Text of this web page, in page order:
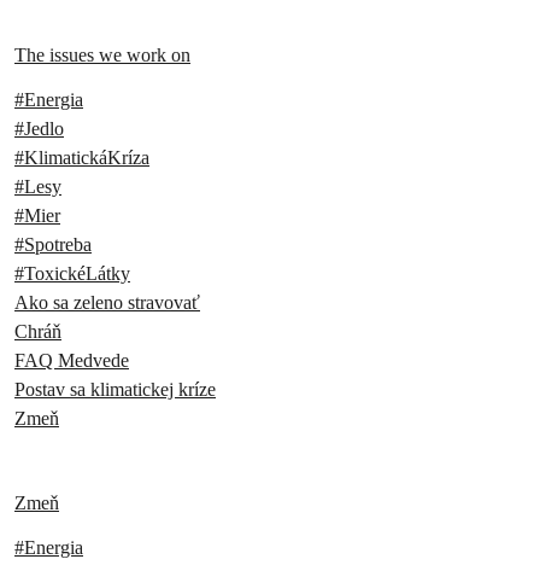
The issues we work on
#Energia
#Jedlo
#KlimatickáKríza
#Lesy
#Mier
#Spotreba
#ToxickéLátky
Ako sa zeleno stravovať
Chráň
FAQ Medvede
Postav sa klimatickej kríze
Zmeň
Zmeň
#Energia